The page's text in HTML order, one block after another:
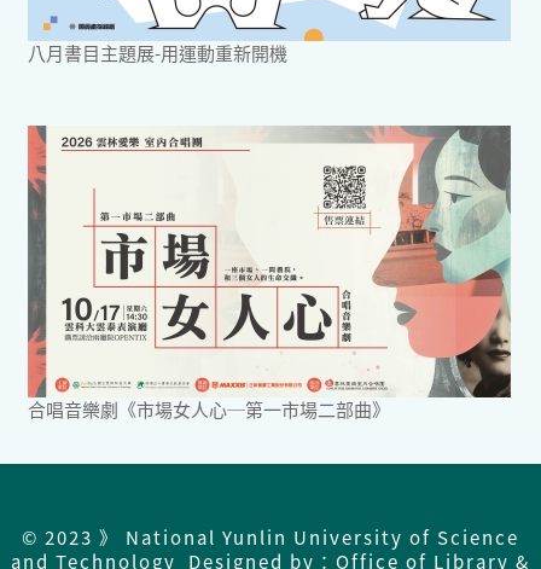
八月書目主題展-用運動重新開機
合唱音樂劇《市場女人心─第一市場二部曲》
© 2023 》 National Yunlin University of Science
and Technology Designed by：Office of Library &